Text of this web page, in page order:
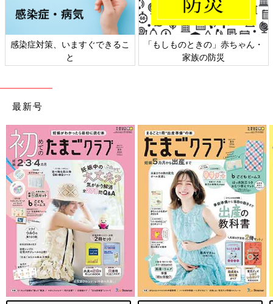
感染症対策、いますぐできるこ
と
「もしものときの」赤ちゃん・
家族の防災
最新号